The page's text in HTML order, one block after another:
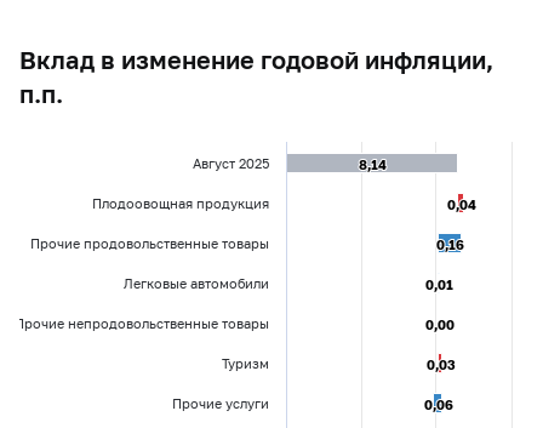
Вклад в изменение годовой инфляции,
п.п.
8,14
8,14
0,06
0,06
0,00
0,00
0,01
0,01
0,16
0,16
0,04
0,04
0,03
0,03
Август 2025
Плодоовощная продукция
Прочие продовольственные товары
Легковые автомобили
Прочие непродовольственные товары
Туризм
Прочие услуги